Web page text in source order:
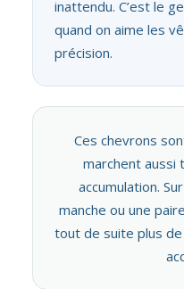
inattendu. C’est le
quand on aime les
précision.
Ces chevrons
marchent aussi
accumulation.
manche ou une
tout de suite plus